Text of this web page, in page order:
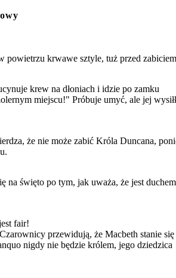
powietrzu krwawe sztyle, tuż przed
krew na dłoniach i idzie po zamku
miejscu!" Próbuje umyć, ale jej
że ​​nie może zabić Króla Duncana,
na święto po tym, jak uważa, że ​​jest duchem
fair!
przewidują, że Macbeth stanie się
nigdy nie będzie królem, jego dziedzica